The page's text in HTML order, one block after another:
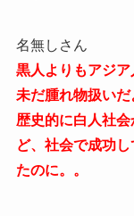
名無しさん
黒人よりもアジア
未だ腫れ物扱いだ
歴史的に白人社
ど、社会で成功
たのに。。